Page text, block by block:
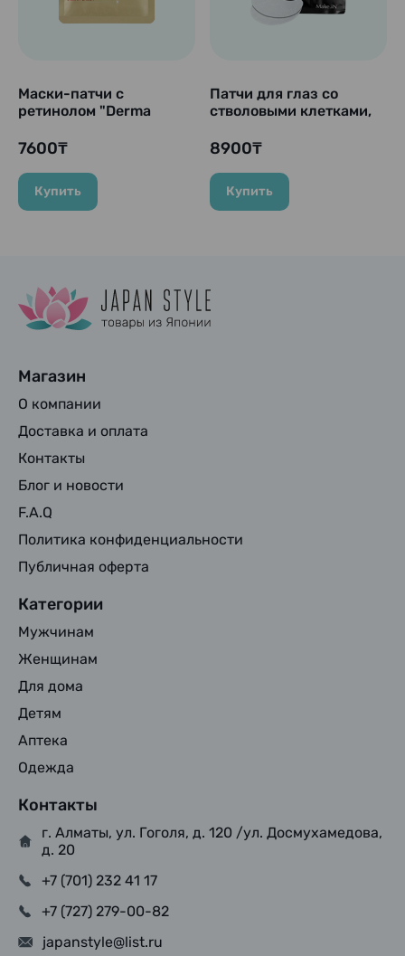
Маски-патчи с
ретинолом "Derma
VCR", 10 шт. (5 пар)
7600₸
Купить
Патчи для глаз со
стволовыми клетками,
Human Stem Cells, 60
8900₸
Купить
Магазин
О компании
Доставка и оплата
Контакты
Блог и новости
F.A.Q
Политика конфиденциальности
Публичная оферта
Категории
Мужчинам
Женщинам
Для дома
Детям
Аптека
Одежда
Контакты
г. Алматы, ул. Гоголя, д. 120 /ул. Досмухамедова,
д. 20
+7 (701) 232 41 17
+7 (727) 279-00-82
japanstyle@list.ru